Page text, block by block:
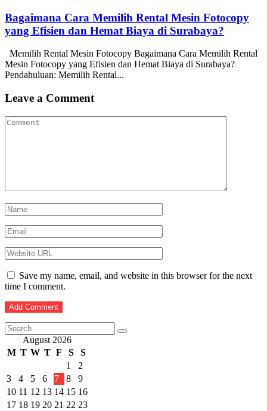
Bagaimana Cara Memilih Rental Mesin Fotocopy
yang Efisien dan Hemat Biaya di Surabaya?
Memilih Rental Mesin Fotocopy Bagaimana Cara Memilih Rental
Mesin Fotocopy yang Efisien dan Hemat Biaya di Surabaya?
Pendahuluan: Memilih Rental...
Leave a Comment
Save my name, email, and website in this browser for the next
time I comment.
August 2026
M T W T F S
S
1
2
3
4 5 6 7 8
9
10 11 12 13 14 15 16
17 18 19 20 21 22 23